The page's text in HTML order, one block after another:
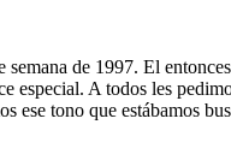
de 1997. El
especial. A todos les
tono que estábamos